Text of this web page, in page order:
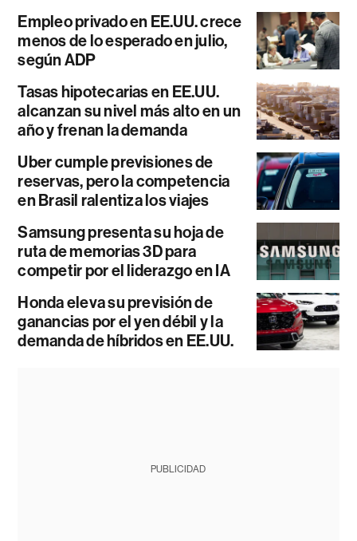
Empleo privado en EE.UU. crece
menos de lo esperado en julio,
según ADP
Tasas hipotecarias en EE.UU.
alcanzan su nivel más alto en un
año y frenan la demanda
Uber cumple previsiones de
reservas, pero la competencia
en Brasil ralentiza los viajes
Samsung presenta su hoja de
ruta de memorias 3D para
competir por el liderazgo en IA
Honda eleva su previsión de
ganancias por el yen débil y la
demanda de híbridos en EE.UU.
PUBLICIDAD